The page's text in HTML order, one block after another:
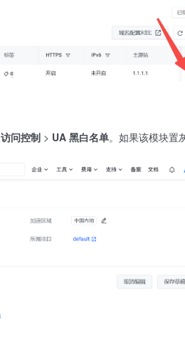
访问控制 > UA 黑白名单。如果该模块置